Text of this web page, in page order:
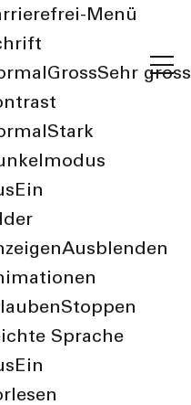
Menü
GrossSehr gross
Stark
Ein
Ausblenden
Stoppen
Sprache
Ein
Ver­ord­